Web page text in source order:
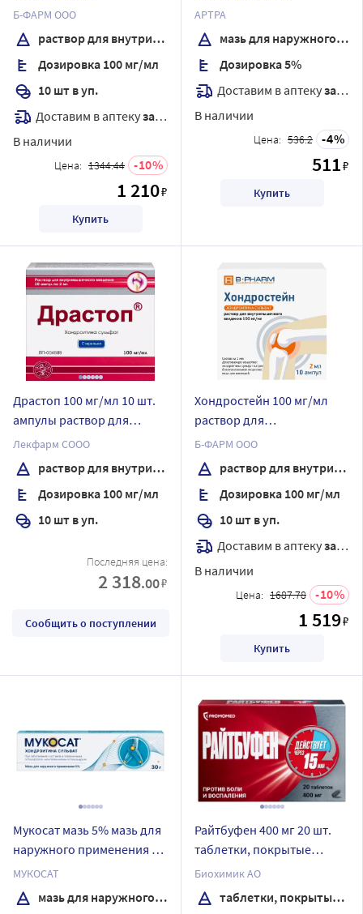
внутримышечного
введения 1 мл ампулы 10
шт.
Б-ФАРМ ООО
раствор для внутримышечного введения
Дозировка 100 мг/мл
10 шт в уп.
Доставим в аптекузавтра
В наличии
Цена: 1344.44 10
1 210₽
Купить
применения 30 гр
АРТРА
мазь для наружного применения
Дозировка 5%
Доставим в аптекузавтра
В наличии
Цена: 536.2 4
511₽
Купить
Драстоп 100 мг/мл 10 шт.
ампулы раствор для
внутримышечного
введения 2 мл
Лекфарм СООО
раствор для внутримышечного введения
Дозировка 100 мг/мл
10 шт в уп.
Последняя цена:
2 318.00₽
Сообщить о поступлении
Хондростейн 100 мг/мл
раствор для
внутримышечного
введения 2 мл ампулы 10
шт.
Б-ФАРМ ООО
раствор для внутримышечного введения
Дозировка 100 мг/мл
10 шт в уп.
Доставим в аптекузавтра
В наличии
Цена: 1687.78 10
1 519₽
Купить
Мукосат мазь 5% мазь для
наружного применения 30
гр
МУКОСАТ
мазь для наружного применения
Райтбуфен 400 мг 20 шт.
таблетки, покрытые
пленочной оболочкой
Биохимик АО
таблетки, покрытые пленочной оболочкой